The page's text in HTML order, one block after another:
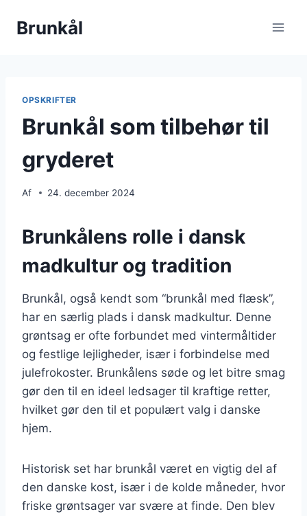
Brunkål
OPSKRIFTER
Brunkål som tilbehør til
gryderet
Af 24. december 2024
Brunkålens rolle i dansk
madkultur og tradition
Brunkål, også kendt som “brunkål med flæsk”,
har en særlig plads i dansk madkultur. Denne
grøntsag er ofte forbundet med vintermåltider
og festlige lejligheder, især i forbindelse med
julefrokoster. Brunkålens søde og let bitre smag
gør den til en ideel ledsager til kraftige retter,
hvilket gør den til et populært valg i danske
hjem.
Historisk set har brunkål været en vigtig del af
den danske kost, især i de kolde måneder, hvor
friske grøntsager var svære at finde. Den blev